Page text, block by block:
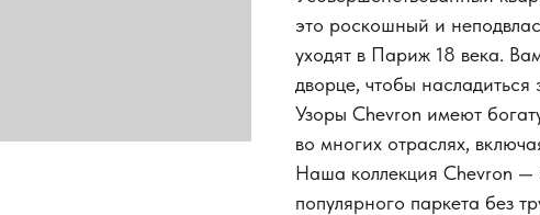
это роскошный и
уходят в Париж 18 века.
дворце, чтобы
Узоры Chevron имеют
во многих отраслях,
Наша коллекция Chevron —
популярного паркета без